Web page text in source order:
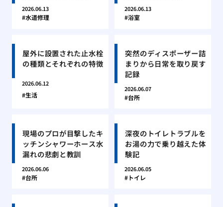
2026.06.13
水道修理
2026.06.13
浴室
屋外に設置された止水栓
の種類とそれぞれの特徴
2026.06.12
生活
突然のディスポーザー詰
まりから日常を取り戻す
記録
2026.06.07
台所
現場のプロが目撃したキ
ッチンシャワーホース水
漏れの悲劇と教訓
2026.06.06
台所
深夜のトイレトラブルを
お湯の力で乗り越えた体
験記
2026.06.05
トイレ